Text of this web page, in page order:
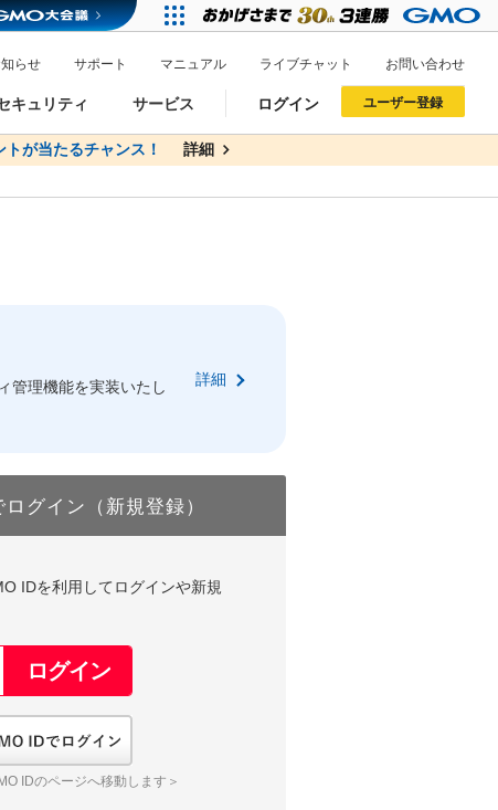
キュリティ サービス
らせ サポート マニュアル ライブチャット お問い合わせ
ログイン
含む最新の機能を使う方
ン可能
ユーザー登録
含む最新の機能を使う方
可能
が当たるチャンス！ 詳細
料 詳細
管理機能を実装いたし
詳細
グイン（新規登録）
IDを利用してログインや新規
IDのページへ移動します＞